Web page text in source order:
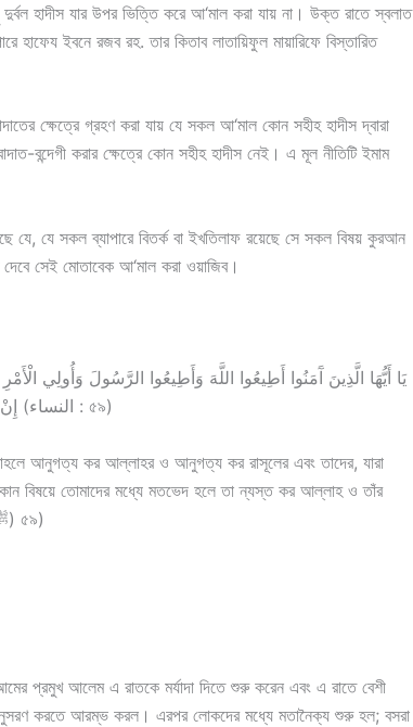
হাদীস যার উপর ভিত্তি করে আ‘মাল করা যায় না। উক্ত রাতে স্বলাত
হাফেয ইবনে রজব রহ. তার কিতাব লাতায়িফুল মায়ারিফে বিস্তারিত
ক্ষেত্রে গ্রহণ করা যায় যে সকল আ‘মাল কোন সহীহ হাদীস দ্বারা
বন্দেগী করার ক্ষেত্রে কোন সহীহ হাদীস নেই। এ মূল নীতিটি ইমাম
যে, যে সকল ব্যাপারে বিতর্ক বা ইখতিলাফ রয়েছে সে সকল বিষয় কুরআন
সেই মোতাবেক আ‘মাল করা ওয়াজিব।
يَا أَيُّهَا الَّذِينَ آَمَنُوا أَطِيعُوا اللَّهَ وَأَطِيعُوا الرَّسُولَ وَأُولِي
إِنْ كُنْتُمْ تُؤْمِنُونَ بِاللَّهِ وَالْيَوْمِ الْآَخِرِ ذَلِكَ خَيْرٌ وَأَحْسَنُ تَأْوِيلًا (النساء : ৫৯)
আনুগত্য কর আল্লাহর ও আনুগত্য কর রাসূলের এবং তাদের, যারা
কোন বিষয়ে তোমাদের মধ্যে মতভেদ হলে তা ন্যস্ত কর আল্লাহ ও তাঁর
রাসূলের উপর। এটাই উত্তম ও পরিণামে উ কৃষ্টতর। (সূরা আন নি(ﷺ) ৫৯)
প্রমুখ আলেম এ রাতকে মর্যাদা দিতে শুরু করেন এবং এ রাতে বেশী
করতে আরম্ভ করল। এরপর লোকদের মধ্যে মতানৈক্য শুরু হল; বসরা